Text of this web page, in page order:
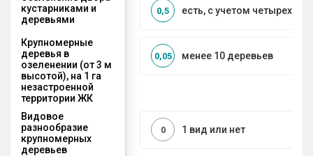
кустарниками и
деревьями
есть, с учетом четырех
0,5
Крупномерные
деревья в
озеленении (от 3 м
высотой), на 1 га
незастроенной
территории ЖК
менее 10 деревьев
0,05
Видовое
разнообразие
крупномерных
деревьев
1 вид или нет
0